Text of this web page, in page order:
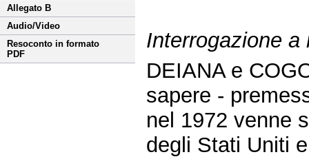
Allegato B
Audio/Video
Resoconto in formato
PDF
Interrogazione
DEIANA e
sapere -
nel 1972 venne
degli Stati Uniti